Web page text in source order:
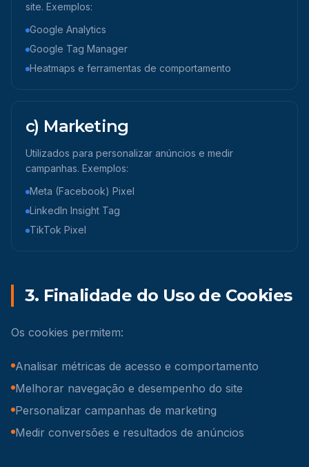
site. Exemplos:
Google Analytics
Google Tag Manager
Heatmaps e ferramentas de comportamento
c) Marketing
Utilizados para personalizar anúncios e medir
campanhas. Exemplos:
Meta (Facebook) Pixel
LinkedIn Insight Tag
TikTok Pixel
3. Finalidade do Uso de Cookies
Os cookies permitem:
Analisar métricas de acesso e comportamento
Melhorar navegação e desempenho do site
Personalizar campanhas de marketing
Medir conversões e resultados de anúncios